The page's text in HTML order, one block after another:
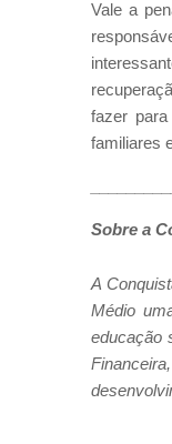
Vale a
fazer
familiares
Sobre a
A
Médio
educação